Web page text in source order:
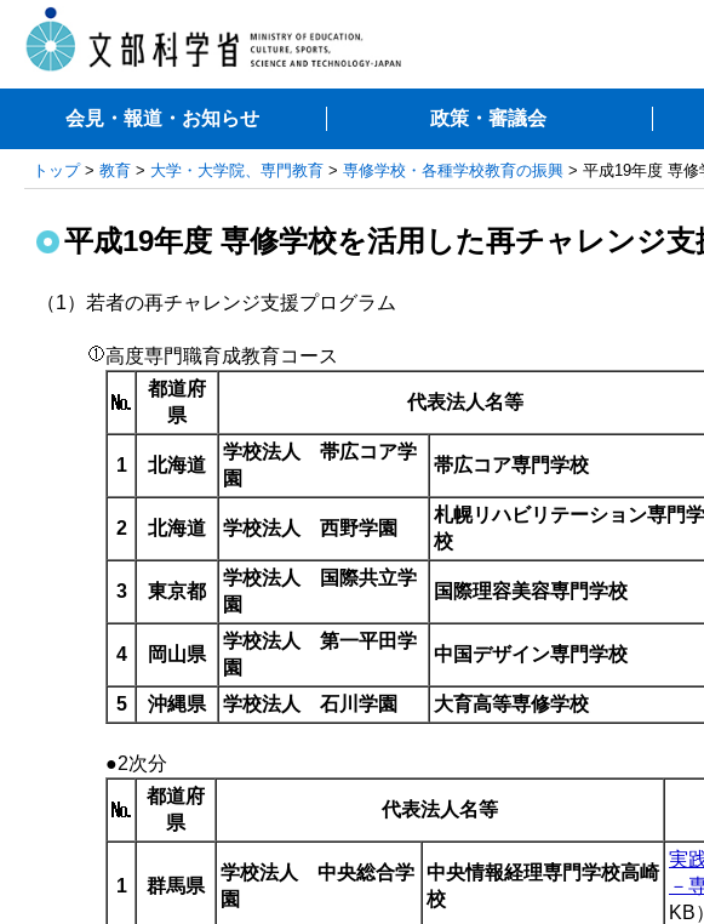
会見・報道・お知らせ 政策・審議会
トップ> 教育 > 大学・大学院、専門教育 > 専修学校・各種学校教育の振興 > 平成19年度 専修
平成19年度 専修学校を活用した再チャレンジ
（1） 若者の再チャレンジ支援プログラム
高度専門職育成教育コース
都道府
県
代表法人名等
1 北海道
学校法人 帯広コア学
園
帯広コア専門学校
2 北海道 学校法人 西野学園
札幌リハビリテーション専門学
校
3 東京都
学校法人 国際共立学
園
国際理容美容専門学校
4 岡山県
学校法人 第一平田学
園
中国デザイン専門学校
5
沖縄県 学校法人 石川学園 大育高等専修学校
●2次分
都道府
県
代表法人名等
1 群馬県
学校法人 中央総合学
園
中央情報経理専門学校高崎
校
実
－
KB）